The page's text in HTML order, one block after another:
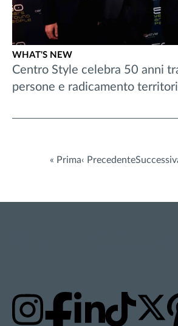
WHAT'S NEW
Centro Style celebra 50 anni
persone e radicamento
« Prima‹ Precedente